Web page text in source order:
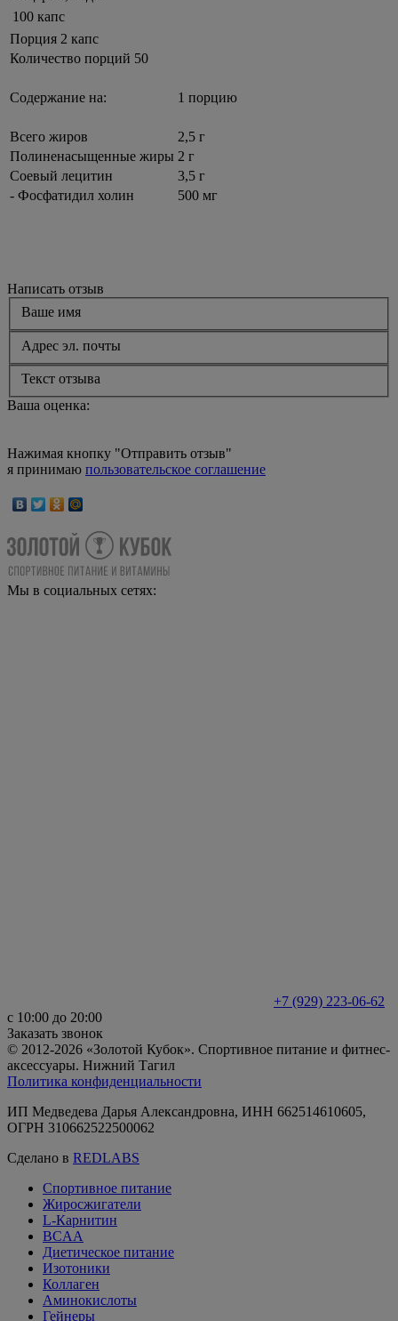
100 капс
Порция 2 капс
Количество порций 50
Содержание на: 1 порцию
Всего жиров
2,5 г
Полиненасыщенные жиры 2 г
Соевый лецитин
3,5 г
- Фосфатидил холин
500 мг
Написать отзыв
Ваше имя
Адрес эл. почты
Текст отзыва
Ваша оценка:
Нажимая кнопку "Отправить отзыв"
я принимаю пользовательское соглашение
Мы в социальных сетях:
+7 (929) 223-06-62
с 10:00 до 20:00
Заказать звонок
© 2012-2026 «Золотой Кубок». Спортивное питание и фитнес-
аксессуары. Нижний Тагил
Политика конфиденциальности
ИП Медведева Дарья Александровна, ИНН 662514610605,
ОГРН 310662522500062
Сделано в REDLABS
Спортивное питание
Жиросжигатели
L-Карнитин
BCAA
Диетическое питание
Изотоники
Коллаген
Аминокислоты
Гейнеры